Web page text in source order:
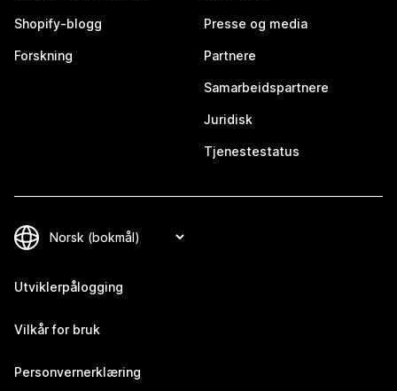
Shopify-blogg
Forskning
Presse og media
Partnere
Samarbeidspartnere
Juridisk
Tjenestestatus
Utviklerpålogging
Vilkår for bruk
Personvernerklæring